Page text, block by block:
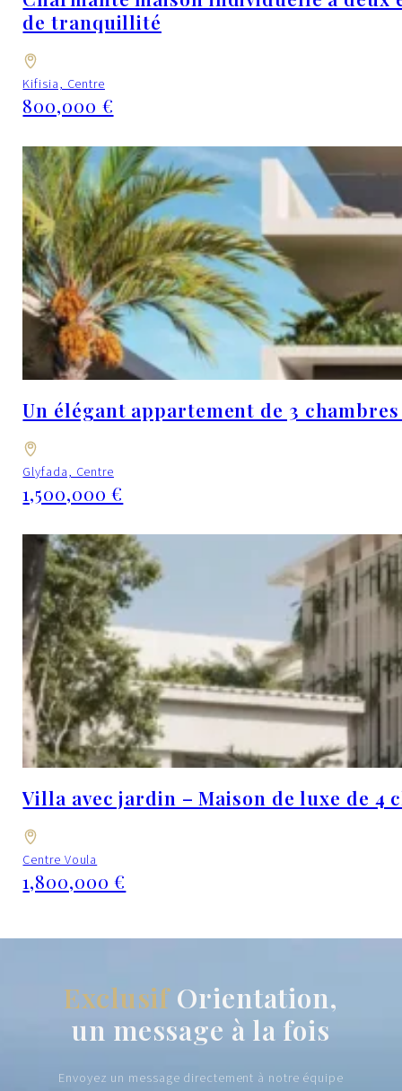
de tranquillité
Kifisia, Centre
800,000 €
Un élégant appartement de 3
Glyfada, Centre
1,500,000 €
Villa avec jardin – Maison de luxe de 4
Centre Voula
1,800,000 €
ExclusifOrientation,
un message à la fois
Envoyez un message directement à notre équipe